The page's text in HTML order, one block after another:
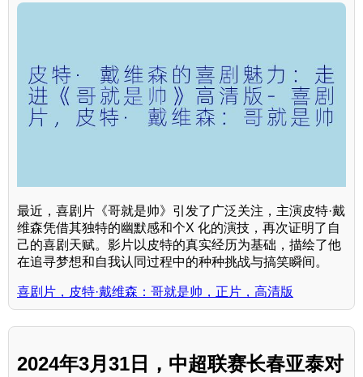
最近，喜剧片《哥就是帅》引发了广泛关注，主演皮特·戴
维森凭借其独特的幽默感和个X 化的演技，再次证明了自
己的喜剧天赋。影片以皮特的真实经历为基础，描绘了他
在追寻梦想和自我认同过程中的种种挑战与搞笑瞬间。
喜剧片，皮特·戴维森：哥就是帅，正片，高清版
2024年3月31日，中超联赛长春亚泰对